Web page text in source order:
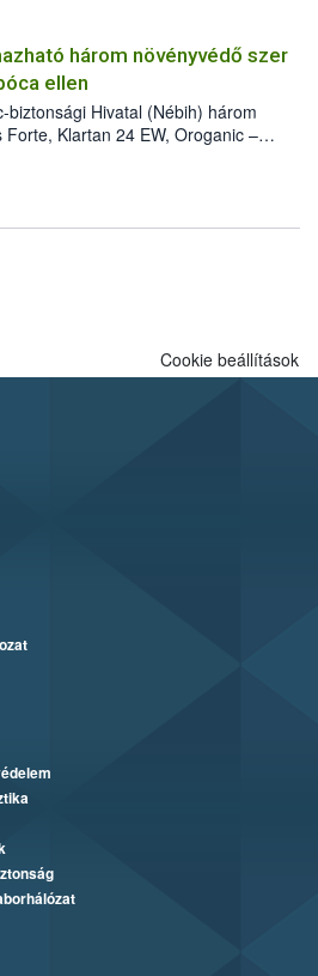
az intézkedéseket a szlovák
a terjedés megállítása érdekében.
három növényvédő szer
ellen
biztonsági Hivatal (Nébih) három
Klartan 24 EW, Oroganic –
így azok a szüretet követően,
(BBCH 91) stádiumáig
lehetőség a károsító elleni további
és ökológiai termesztésben is
Cookie beállítások